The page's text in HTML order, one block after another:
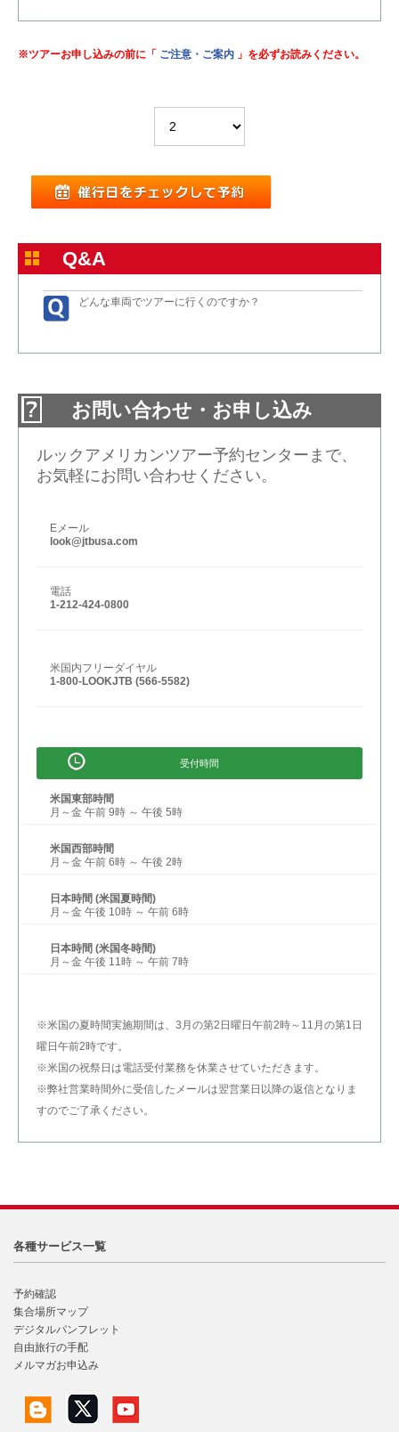
※ツアーお申し込みの前に「 ご注意・ご案内 」を必ずお読みください。
Q&A
どんな車両でツアーに行くのですか？
お問い合わせ・お申し込み
ルックアメリカンツアー予約センターまで、
お気軽にお問い合わせください。
Eメール
look@jtbusa.com
電話
1-212-424-0800
米国内フリーダイヤル
1-800-LOOKJTB (566-5582)
受付時間
米国東部時間
月～金 午前 9時 ～ 午後 5時
米国西部時間
月～金 午前 6時 ～ 午後 2時
日本時間 (米国夏時間)
月～金 午後 10時 ～ 午前 6時
日本時間 (米国冬時間)
月～金 午後 11時 ～ 午前 7時
※米国の夏時間実施期間は、3月の第2日曜日午前2時～11月の第1日
曜日午前2時です。
※米国の祝祭日は電話受付業務を休業させていただきます。
※弊社営業時間外に受信したメールは翌営業日以降の返信となりま
すのでご了承ください。
各種サービス一覧
予約確認
集合場所マップ
デジタルパンフレット
自由旅行の手配
メルマガお申込み